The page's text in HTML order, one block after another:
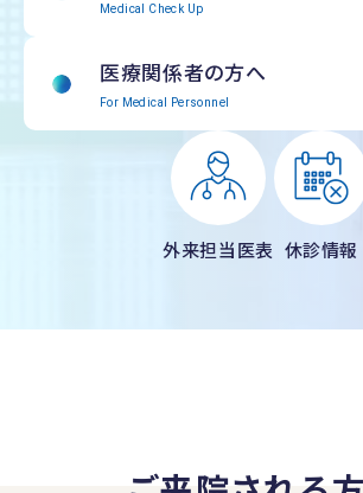
Medical Check Up
医療関係者の方へ
For Medical Personnel
外来担当医表 休診情報